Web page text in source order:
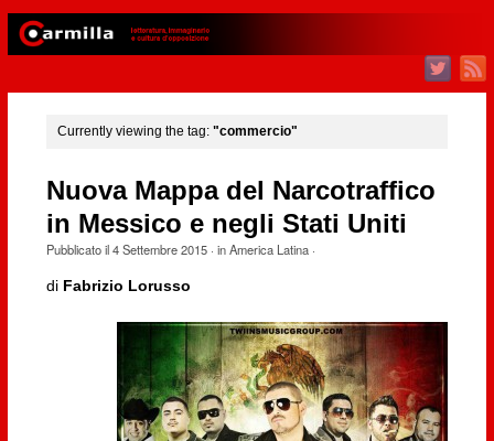
Currently viewing the tag: "commercio"
Nuova Mappa del Narcotraffico
in Messico e negli Stati Uniti
Pubblicato il4 Settembre 2015· inAmerica Latina·
di Fabrizio Lorusso